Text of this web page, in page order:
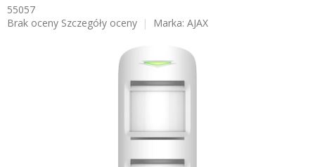
55057
Średnia
Brak oceny Szczegóły oceny Marka: AJAX